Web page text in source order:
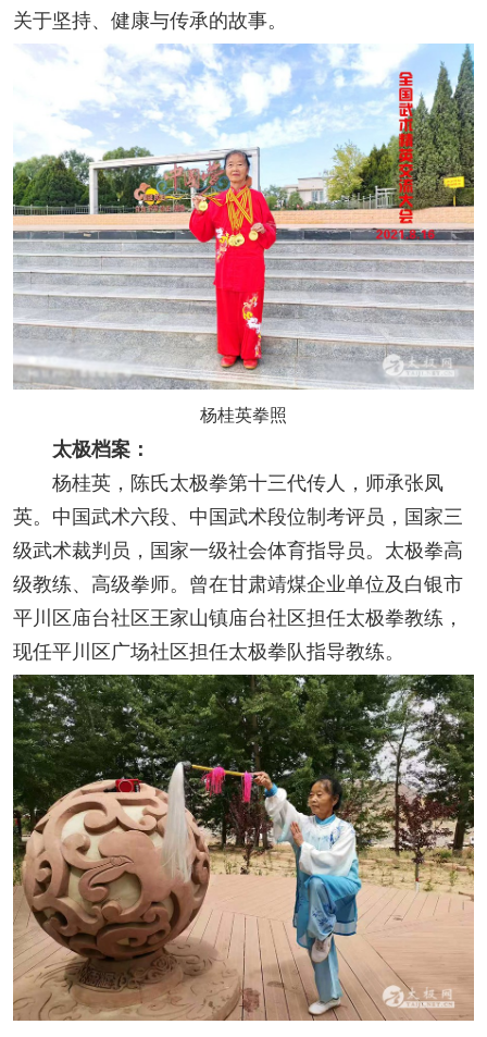
关于坚持、健康与传承的故事。
杨桂英拳照
太极档案：
杨桂英，陈氏太极拳第十三代传人，师承张凤
英。中国武术六段、中国武术段位制考评员，国家三
级武术裁判员，国家一级社会体育指导员。太极拳高
级教练、高级拳师。曾在甘肃靖煤企业单位及白银市
平川区庙台社区王家山镇庙台社区担任太极拳教练，
现任平川区广场社区担任太极拳队指导教练。